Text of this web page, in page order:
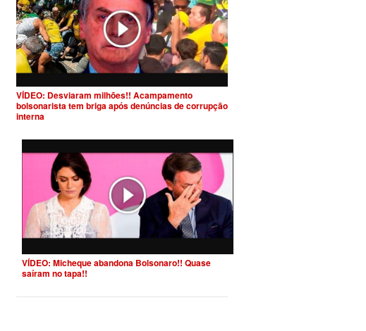
VÍDEO: Desviaram milhões!! Acampamento
bolsonarista tem briga após denúncias de corrupção
interna
VÍDEO: Micheque abandona Bolsonaro!! Quase
saíram no tapa!!